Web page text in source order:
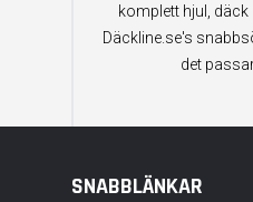
komplett hjul, däck
Däckline.se's
det passar
SNABBLÄNKAR